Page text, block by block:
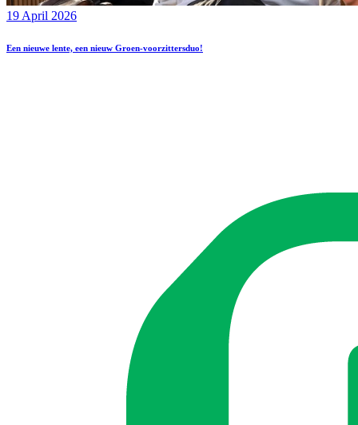
19 April 2026
Een nieuwe lente, een nieuw Groen-voorzittersduo!